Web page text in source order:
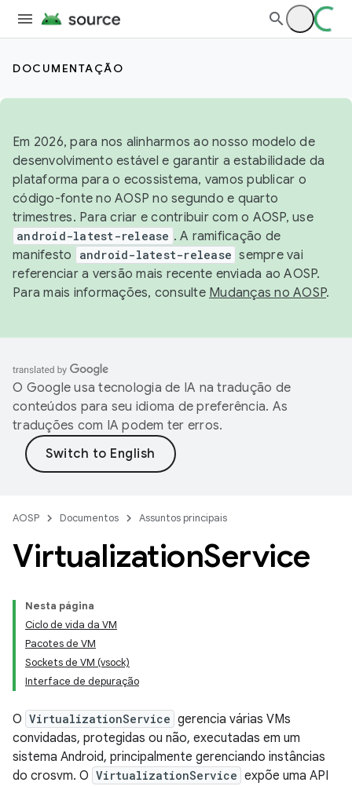
DOCUMENTAÇÃO
Em 2026, para nos alinharmos ao nosso modelo de
desenvolvimento estável e garantir a estabilidade da
plataforma para o ecossistema, vamos publicar o
código-fonte no AOSP no segundo e quarto
trimestres. Para criar e contribuir com o AOSP, use
android-latest-release . A ramificação de
manifesto
android-latest-release sempre vai
referenciar a versão mais recente enviada ao AOSP.
Para mais informações, consulte Mudanças no AOSP.
O Google usa tecnologia de IA na tradução de
conteúdos para seu idioma de preferência. As
traduções com IA podem ter erros.
AOSP Documentos Assuntos principais
VirtualizationService
Nesta página
Ciclo de vida da VM
Pacotes de VM
Sockets de VM (vsock)
Interface de depuração
O VirtualizationService gerencia várias VMs
convidadas, protegidas ou não, executadas em um
sistema Android, principalmente gerenciando instâncias
do crosvm. O VirtualizationService expõe uma API